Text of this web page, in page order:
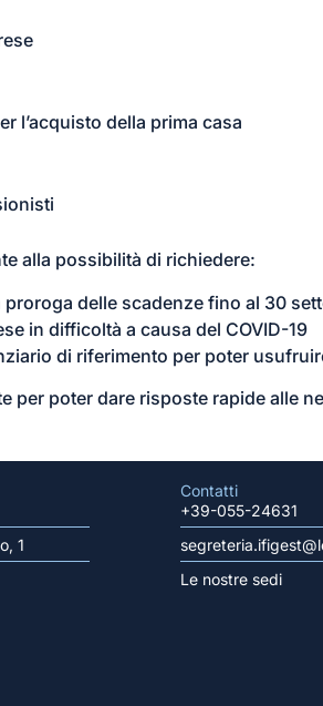
l’acquisto della prima casa
alla possibilità di richiedere:
delle scadenze fino al 30
in difficoltà a causa del COVID-19
di riferimento per poter
poter dare risposte rapide alle
1
Contatti
+39-055-24631
Le nostre sedi